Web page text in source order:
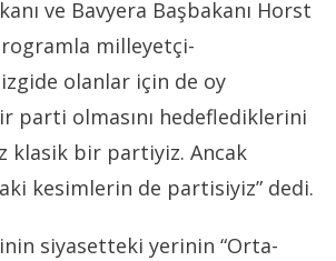
ve Bavyera Başbakanı Horst
milleyetçi-
olanlar için de oy
parti olmasını hedeflediklerini
klasik bir partiyiz. Ancak
kesimlerin de partisiyiz” dedi.
siyasetteki yerinin “Orta-